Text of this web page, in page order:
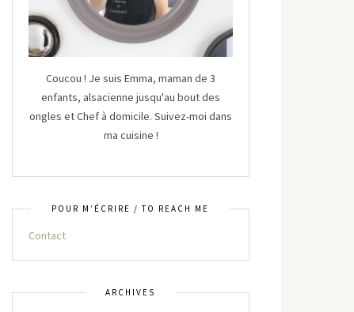
Coucou ! Je suis Emma, maman de 3
enfants, alsacienne jusqu'au bout des
ongles et Chef à domicile. Suivez-moi dans
ma cuisine !
POUR M’ÉCRIRE / TO REACH ME
Contact
ARCHIVES